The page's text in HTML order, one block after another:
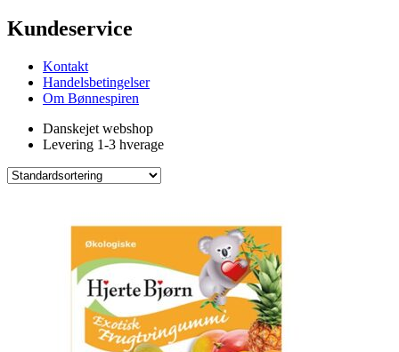
Kundeservice
Kontakt
Handelsbetingelser
Om Bønnespiren
Danskejet webshop
Levering 1-3 hverage